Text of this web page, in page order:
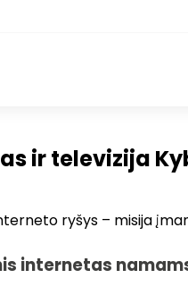
ir televizija
ryšys – misija
internetas